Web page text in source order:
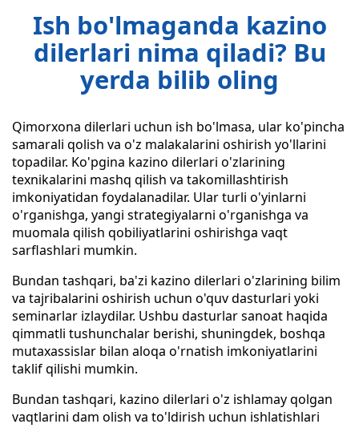
Ish bo'lmaganda kazino
dilerlari nima qiladi? Bu
yerda bilib oling
Qimorxona dilerlari uchun ish bo'lmasa, ular ko'pincha
samarali qolish va o'z malakalarini oshirish yo'llarini
topadilar. Ko'pgina kazino dilerlari o'zlarining
texnikalarini mashq qilish va takomillashtirish
imkoniyatidan foydalanadilar. Ular turli o'yinlarni
o'rganishga, yangi strategiyalarni o'rganishga va
muomala qilish qobiliyatlarini oshirishga vaqt
sarflashlari mumkin.
Bundan tashqari, ba'zi kazino dilerlari o'zlarining bilim
va tajribalarini oshirish uchun o'quv dasturlari yoki
seminarlar izlaydilar. Ushbu dasturlar sanoat haqida
qimmatli tushunchalar berishi, shuningdek, boshqa
mutaxassislar bilan aloqa o'rnatish imkoniyatlarini
taklif qilishi mumkin.
Bundan tashqari, kazino dilerlari o'z ishlamay qolgan
vaqtlarini dam olish va to'ldirish uchun ishlatishlari